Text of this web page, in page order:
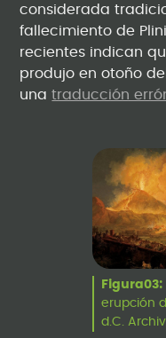
considerada
fallecimiento de
recientes indican
produjo en otoño
unatraducción
Figura03:
erupción
d.C.